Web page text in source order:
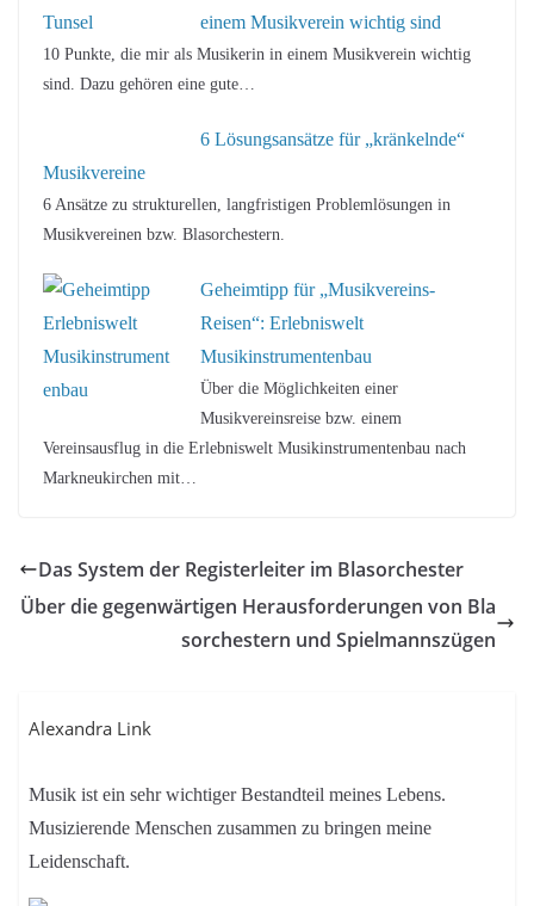
einem Musikverein wichtig sind
10 Punkte, die mir als Musikerin in einem Musikverein wichtig
sind. Dazu gehören eine gute…
6 Lösungsansätze für „kränkelnde“
Musikvereine
6 Ansätze zu strukturellen, langfristigen Problemlösungen in
Musikvereinen bzw. Blasorchestern.
Geheimtipp für „Musikvereins-
Reisen“: Erlebniswelt
Musikinstrumentenbau
Über die Möglichkeiten einer
Musikvereinsreise bzw. einem
Vereinsausflug in die Erlebniswelt Musikinstrumentenbau nach
Markneukirchen mit…
Das System der Registerleiter im Blasorchester
Über die gegenwärtigen Herausforderungen von Bla
sorchestern und Spielmannszügen
Alexandra Link
Musik ist ein sehr wichtiger Bestandteil meines Lebens.
Musizierende Menschen zusammen zu bringen meine
Leidenschaft.